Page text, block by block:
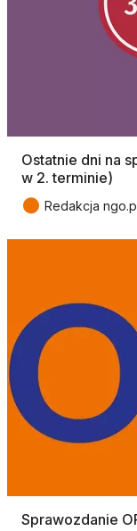
Ostatnie dni na
w 2. terminie)
● Redakcja
Sprawozdanie